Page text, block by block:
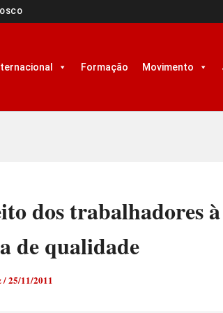
Formação Movimento
dos trabalhadores
de qualidade
/25/11/2011